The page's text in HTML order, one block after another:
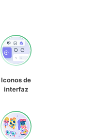
Iconos de
interfaz